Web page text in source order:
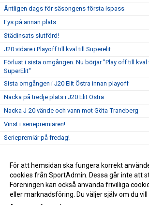
Äntligen dags för säsongens första ispass
Fys på annan plats
Städinsats slutförd!
J20 vidare i Playoff till kval till Superelit
Förlust i sista omgången. Nu börjar "Play off till kval
SuperElit"
Sista omgången i J20 Elit Östra innan playoff
Nacka på tredje plats i J20 Elit Östra
Nacka J-20 vände och vann mot Göta-Traneberg
Vinst i seriepremiären!
Seriepremiär på fredag!
Nacka vann i 3e avgörande mot Östersund
J20s nya omklädningsrum
För att hemsidan ska fungera korrekt
cookies från SportAdmin. Dessa går inte att
Föreningen kan också använda frivilliga
eller marknadsföring. Du väljer själv om du vill